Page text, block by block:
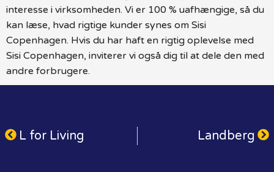
interesse i virksomheden. Vi er 100 % uafhængige, så du
kan læse, hvad rigtige kunder synes om Sisi
Copenhagen. Hvis du har haft en rigtig oplevelse med
Sisi Copenhagen, inviterer vi også dig til at dele den med
andre forbrugere.
L for Living Landberg